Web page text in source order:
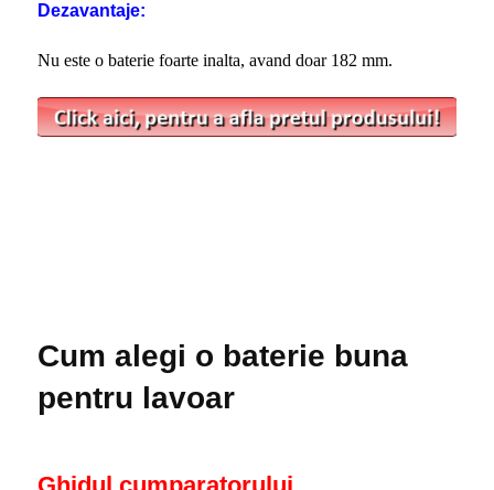
Dezavantaje:
Nu este o baterie foarte inalta, avand doar 182 mm.
Cum alegi o baterie buna
pentru lavoar